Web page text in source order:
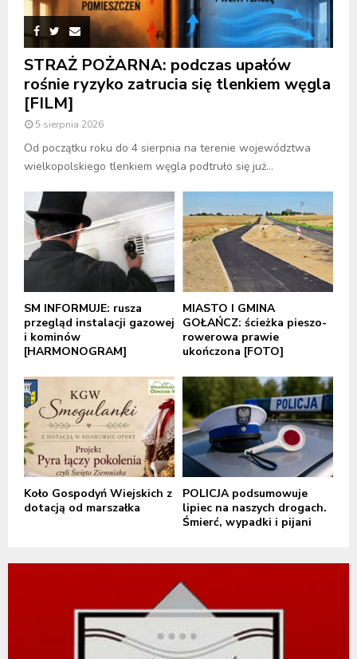
STRAŻ POŻARNA: podczas upałów
rośnie ryzyko zatrucia się tlenkiem węgla
[FILM]
5 sierpnia 2026
Od początku roku do 4 sierpnia na terenie województwa
wielkopolskiego tlenkiem węgla podtruło się już...
SM INFORMUJE: rusza
przegląd instalacji gazowej
i kominów
[HARMONOGRAM]
MIASTO I GMINA
GOŁAŃCZ: ścieżka pieszo-
rowerowa prawie
ukończona [FOTO]
Koło Gospodyń Wiejskich z
dotacją od marszałka
POLICJA podsumowuje
lipiec na naszych drogach.
Śmierć, wypadki i pijani